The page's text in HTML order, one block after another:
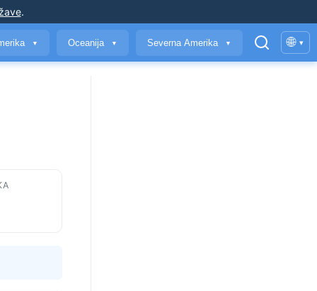
.
▼ Oceanija ▼ Severna Amerika ▼ 🌐 ▾